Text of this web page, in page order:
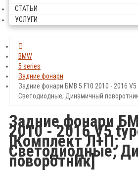
СТАТЬИ
УСЛУГИ
BMW
5 series
Задние фонари
Задние фонари БМВ 5 F10 2010 - 2016
Светодиодные; Динамичный
Задние фонари
2010 - 2016 V5
[Комплект Л+П;
Светодиодные;
поворотник]